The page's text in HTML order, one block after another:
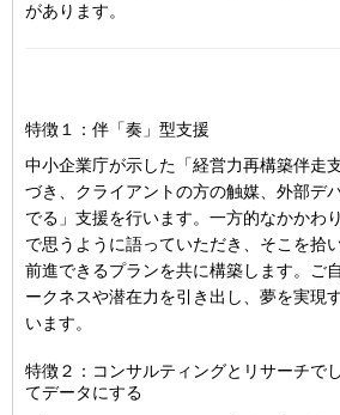
があります。
特徴１：伴「奏」型支援
中小企業庁が示した「経営力再構築伴走
づき、クライアントの方の触媒、外部デ
でる」支援を行います。一方的なかかわ
で思うように語っていただき、そこを拾
前進できるプランを共に構築します。ご
ークネスや潜在力を引き出し、夢を実現
います。
特徴２：コンサルティングとリサーチで
てデータにする